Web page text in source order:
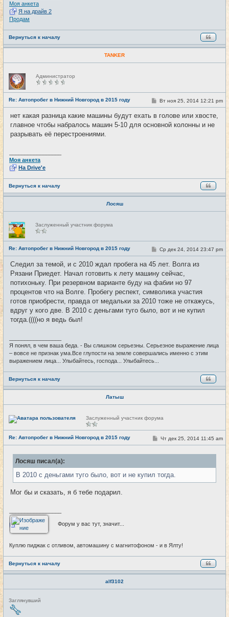
Моя анкета
Я на драйв 2
Продам
Вернуться к началу
TANKER
Н
е
в
с
е
т
и
Администратор
Re: Автопробег в Нижний Новгород в 2015 году #22
С
о
б
щ
Вт ноя 25, 2014 12:21 pm
нет какая разница какие машины будут ехать в голове или хвосте,
главное чтобы набралось машин 5-10 для основной колонны и не
разрывать её перестроениями.
Моя анкета
На Drive'e
Вернуться к началу
Лосяш
Н
е
в
с
е
т
и
Заслуженный участник форума
Re: Автопробег в Нижний Новгород в 2015 году #23
С
о
б
щ
н
и
Ср дек 24, 2014 23:47 pm
Следил за темой, и с 2010 ждал пробега на 45 лет. Волга из
Рязани Приедет. Начал готовить к лету машину сейчас,
потихоньку. При резервном варианте буду на фабии но 97
процентов что на Волге. Пробегу респект, символика участия
готов приобрести, правда от медальки за 2010 тоже не откажусь,
вдруг у кого две. В 2010 с деньгами туго было, вот и не купил
тогда.((((но я ведь был!
Я понял, в чем ваша беда. - Вы слишком серьезны. Серьезное выражение лица
– вовсе не признак ума.Все глупости на земле совершались именно с этим
выражением лица... Улыбайтесь, господа... Улыбайтесь...
Вернуться к началу
Латыш
Н
е
е
т
Заслуженный участник форума
Re: Автопробег в Нижний Новгород в 2015 году #24
С
о
е
н
Чт дек 25, 2014 11:45 am
Лосяш писал(а):
В 2010 с деньгами туго было, вот и не купил тогда.
Мог бы и сказать, я б тебе подарил.
Форум у вас тут, значит...
Куплю пиджак с отливом, автомашину с магнитофоном - и в Ялту!
Вернуться к началу
alf3102
Н
е
в
Заглянувший